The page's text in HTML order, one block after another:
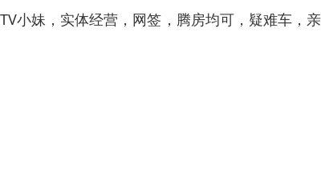
小妹，实体经营，网签，腾房均可，疑难车，